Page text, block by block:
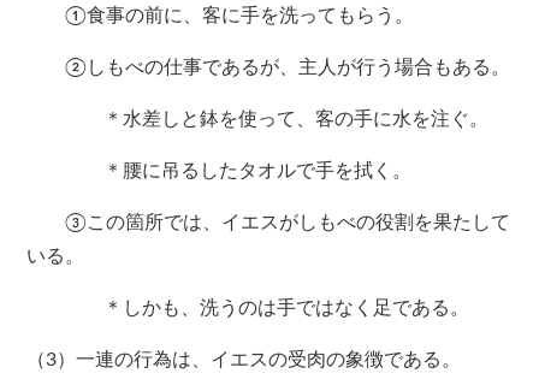
①食事の前に、客に手を洗ってもらう。
②しもべの仕事であるが、主人が行う場合もある。
＊水差しと鉢を使って、客の手に水を注ぐ。
＊腰に吊るしたタオルで手を拭く。
③この箇所では、イエスがしもべの役割を果たして
いる。
＊しかも、洗うのは手ではなく足である。
（3）一連の行為は、イエスの受肉の象徴である。